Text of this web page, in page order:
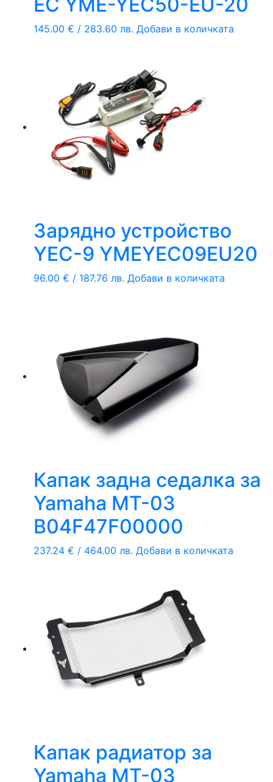
145.00 € / 283.60 лв. Добави в количката
Зарядно устройство
YEC-9 YMEYEC09EU20
96.00 € / 187.76 лв. Добави в количката
Капак задна седалка за
Yamaha MT-03
B04F47F00000
237.24 € / 464.00 лв. Добави в количката
Капак радиатор за
Yamaha MT-03